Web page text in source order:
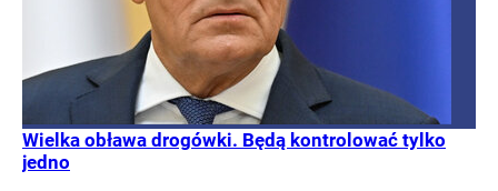
Wielka obława drogówki. Będą kontrolować tylko
jedno